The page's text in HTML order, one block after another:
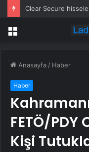
Clear Secure
Menü
Anasayfa / Haber
Haber
FETÖ/
Kişi